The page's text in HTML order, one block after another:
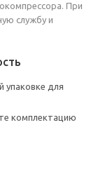
При
службу и
упаковке для
комплектацию